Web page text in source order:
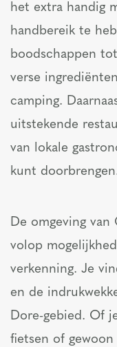
het extra handig
handbereik te
boodschappen
verse
camping.
uitstekende
van lokale
kunt
De omgeving van
volop
verkenning. Je
en de
Dore-gebied. Of
fietsen of